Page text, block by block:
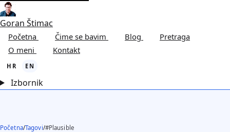
Goran Štimac
Početna Čime se bavim Blog
Pretraga
O meni
Kontakt
HR EN
Izbornik
Početna/Tagovi/#Plausible